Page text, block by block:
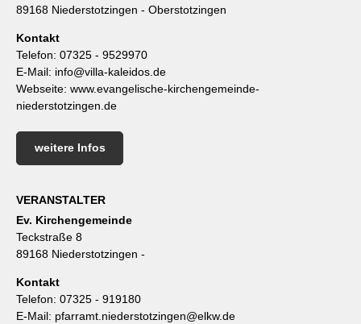
89168 Niederstotzingen - Oberstotzingen
Kontakt
Telefon: 07325 - 9529970
E-Mail: info@villa-kaleidos.de
Webseite: www.evangelische-kirchengemeinde-
niederstotzingen.de
VERANSTALTER
Ev. Kirchengemeinde
Teckstraße 8
89168 Niederstotzingen -
Kontakt
Telefon: 07325 - 919180
E-Mail: pfarramt.niederstotzingen@elkw.de
weitere Infos